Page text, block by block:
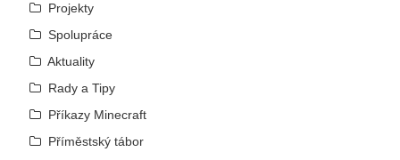
Projekty
Spolupráce
Aktuality
Rady a Tipy
Příkazy Minecraft
Příměstský tábor